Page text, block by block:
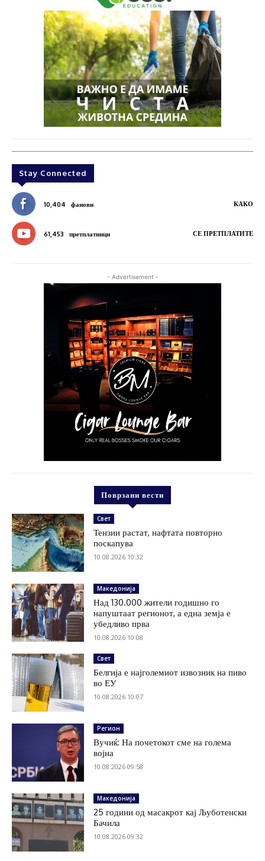
Stay Connected
10,404 фанови КАКО
61,453 претплатници СЕ ПРЕТПЛАТИТЕ
- Advertisement -
Поврзани вести
Свет
Тензии растат, нафтата повторно
поскапува
10.08.2026 10:32
Македонија
Над 130.000 жители годишно го
напуштаат регионот, а една земја е
убедливо прва
10.08.2026 10:08
Свет
Белгија е најголемиот извозник на пиво
во ЕУ
10.08.2026 10:07
Регион
Вучиќ: На почетокот сме на голема
војна
10.08.2026 09:58
Македонија
25 години од масакрот кај Љуботенски
Бачила
10.08.2026 09:32